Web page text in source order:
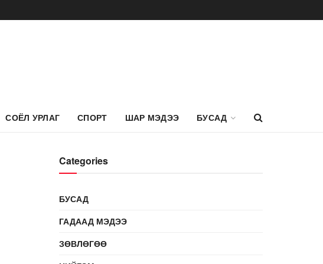
СОЁЛ УРЛАГ СПОРТ ШАР МЭДЭЭ БУСАД
Categories
БУСАД
ГАДААД МЭДЭЭ
ЗӨВЛӨГӨӨ